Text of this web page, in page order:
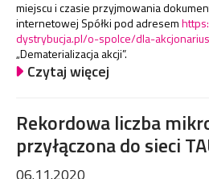
miejscu i czasie przyjmowania
internetowej Spółki pod adresem
dystrybucja.pl/o-spolce/dla-
„Dematerializacja akcji”.
Czytaj więcej
Rekordowa liczba
przyłączona do sieci
06.11.2020